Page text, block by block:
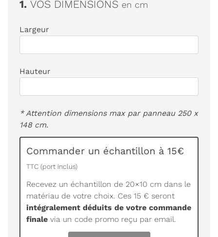
1. VOS DIMENSIONS en cm
Largeur
Hauteur
* Attention dimensions max par panneau 250 x
148 cm.
Commander un échantillon à 15€
TTC (port inclus)
Recevez un échantillon de 20×10 cm dans le
matériau de votre choix. Ces 15 € seront
intégralement déduits de votre commande
finale via un code promo reçu par email.